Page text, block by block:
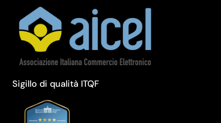
Sigillo di qualità ITQF